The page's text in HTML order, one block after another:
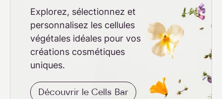
Explorez, sélectionnez et
personnalisez les cellules
végétales idéales pour vos
créations cosmétiques
uniques.
Découvrir le Cells Bar